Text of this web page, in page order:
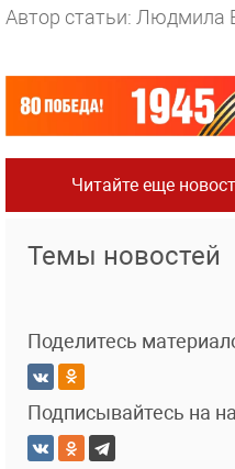
Автор статьи: Людмила
Читайте еще
Темы новостей
Поделитесь
Подписывайтесь на